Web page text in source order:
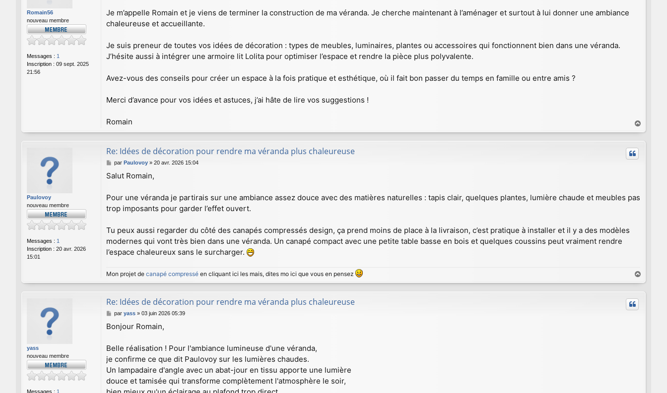
Romain56
nouveau membre
Messages : 1
Inscription : 09 sept. 2025
21:56
g
e
Je m’appelle Romain et je viens de terminer la construction de ma véranda. Je cherche maintenant à l’aménager et surtout à lui donner une ambiance
chaleureuse et accueillante.
Je suis preneur de toutes vos idées de décoration : types de meubles, luminaires, plantes ou accessoires qui fonctionnent bien dans une véranda.
J’hésite aussi à intégrer une armoire lit Lolita pour optimiser l’espace et rendre la pièce plus polyvalente.
Avez-vous des conseils pour créer un espace à la fois pratique et esthétique, où il fait bon passer du temps en famille ou entre amis ?
Merci d’avance pour vos idées et astuces, j’ai hâte de lire vos suggestions !
Romain
a
u
Paulovoy
nouveau membre
Messages : 1
Inscription : 20 avr. 2026
15:01
Re: Idées de décoration pour rendre ma véranda plus chaleureuse
M
s
g
e
par Paulovoy» 20 avr. 2026 15:04
Salut Romain,
Pour une véranda je partirais sur une ambiance assez douce avec des matières naturelles : tapis clair, quelques plantes, lumière chaude et meubles pas
trop imposants pour garder l’effet ouvert.
Tu peux aussi regarder du côté des canapés compressés design, ça prend moins de place à la livraison, c’est pratique à installer et il y a des modèles
modernes qui vont très bien dans une véranda. Un canapé compact avec une petite table basse en bois et quelques coussins peut vraiment rendre
l’espace chaleureux sans le surcharger.
Mon projet de canapé compressé en cliquant ici les mais, dites mo ici que vous en pensez
a
u
yass
nouveau membre
Messages : 1
Re: Idées de décoration pour rendre ma véranda plus chaleureuse
M
s
g
e
par yass» 03 juin 2026 05:39
Bonjour Romain,
Belle réalisation ! Pour l'ambiance lumineuse d'une véranda,
je confirme ce que dit Paulovoy sur les lumières chaudes.
Un lampadaire d'angle avec un abat-jour en tissu apporte une lumière
douce et tamisée qui transforme complètement l'atmosphère le soir,